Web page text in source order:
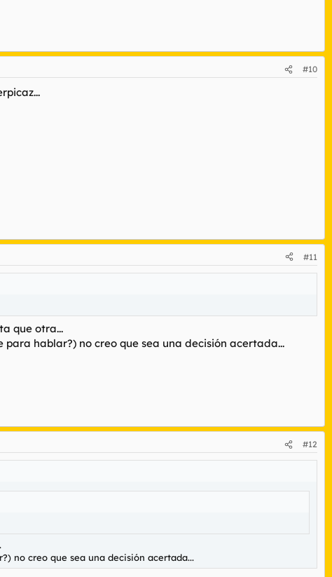
#10
#11
que otra...
hablar?) no creo que sea una decisión acertada...
#12
no creo que sea una decisión acertada...